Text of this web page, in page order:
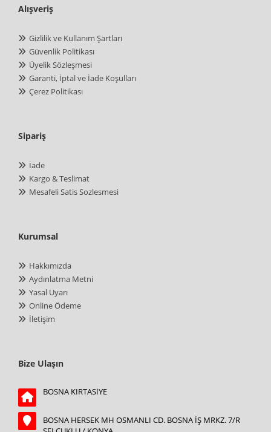
Alışveriş
Gizlilik ve Kullanım Şartları
Güvenlik Politikası
Üyelik Sözleşmesi
Garanti, İptal ve İade Koşulları
Çerez Politikası
Sipariş
İade
Kargo & Teslimat
Mesafeli Satis Sozlesmesi
Kurumsal
Hakkımızda
Aydınlatma Metni
Yasal Uyarı
Online Ödeme
İletişim
Bize Ulaşın
BOSNA KIRTASİYE
BOSNA HERSEK MH OSMANLI CD. BOSNA İŞ MRKZ. 7/R